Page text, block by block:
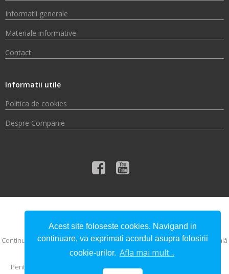
Informatii generale
Materiale informative
Contact
Informatii utile
Politica de cookies
Despre Companie
© 2026 Compania de Apă Someș S.A.
Conţinutul acestui material nu reprezintă în mod obligatoriu poziţia oficială
a Uniunii Europene sau a Guvernului României.
Pentru informaţii detaliate despre celelalte programe cofinanţate de
Acest site foloseste cookies. Navigand in
continuare, va exprimati acordul asupra folosirii
cookie-urilor. Afla mai mult ..